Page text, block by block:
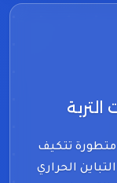
تتكيف
الحراري